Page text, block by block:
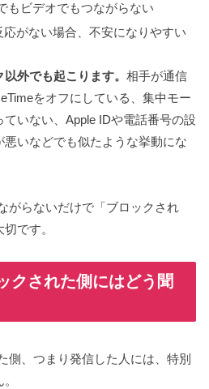
もビデオでもつながらない
がない場合、不安になりやすい
以外でも起こります。 相手が通信
をオフにしている、集中モー
ていない、Apple IDや電話番号の設
いなどでも似たような挙動にな
がらないだけで「ブロックされ
です。
クされた側にはどう聞
側、つまり発信した人には、特別